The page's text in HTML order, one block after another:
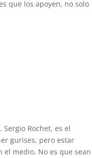
que los apoyen, no solo
Rochet, es el
gurises, pero estar
el medio. No es que sean